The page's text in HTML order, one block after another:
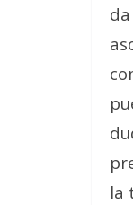
la